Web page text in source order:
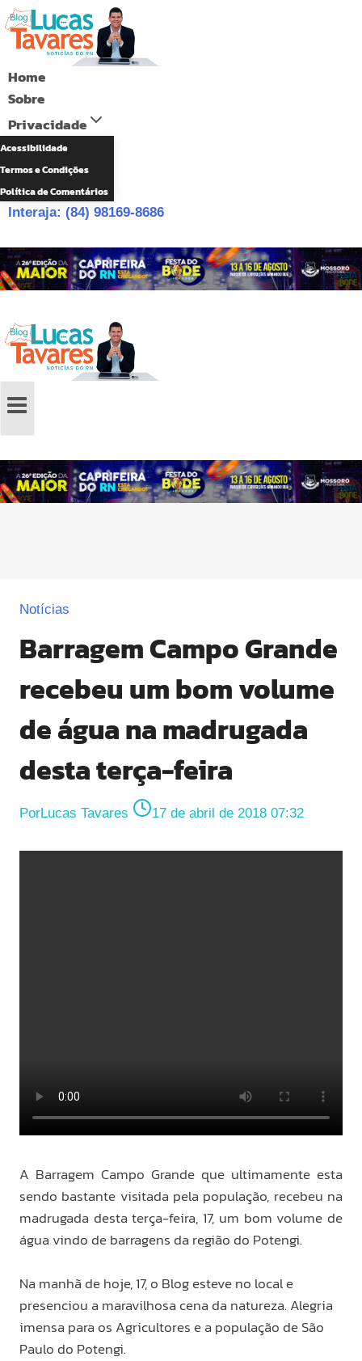
Pular
para
Conteúdo
Home
Sobre
Privacidade
Acessibilidade
Termos e Condições
Política de Comentários
Interaja: (84) 98169-8686
Notícias
Barragem Campo Grande
recebeu um bom volume
de água na madrugada
desta terça-feira
PorLucas Tavares 17 de abril de 2018 07:32
A Barragem Campo Grande que ultimamente esta
sendo bastante visitada pela população, recebeu na
madrugada desta terça-feira, 17, um bom volume de
água vindo de barragens da região do Potengi.
Na manhã de hoje, 17, o Blog esteve no local e
presenciou a maravilhosa cena da natureza. Alegria
imensa para os Agricultores e a população de São
Paulo do Potengi.